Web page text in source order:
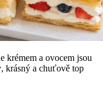
krémem a ovocem jsou
krásný a chuťově top